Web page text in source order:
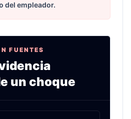
del empleador.
FUENTES
un choque